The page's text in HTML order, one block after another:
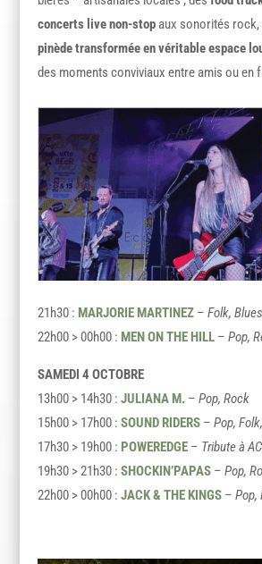
concerts live non-stop aux sonorités rock,
pinède transformée en véritable espace
des moments conviviaux entre amis ou en
21h30 : MARJORIE MARTINEZ –Folk,
22h00 > 00h00 : MEN ON THE HILL –Pop,
SAMEDI 4 OCTOBRE
13h00 > 14h30 :JULIANA M. –Pop, Rock
15h00 > 17h00 :SOUND RIDERS –Pop,
17h30 > 19h00 : POWEREDGE – Tribute à
19h30 > 21h30 :SHOCKIN’PAPAS –Pop,
22h00 > 00h00 :JACK & THE KINGS –Pop,